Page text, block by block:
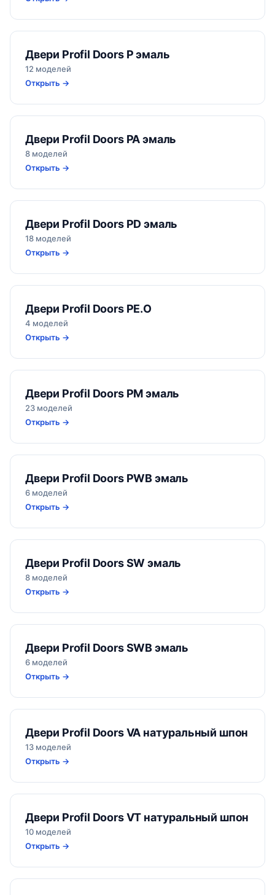
Двери Profil Doors P эмаль
12 моделей
Открыть →
Двери Profil Doors PA эмаль
8 моделей
Открыть →
Двери Profil Doors PD эмаль
18 моделей
Открыть →
Двери Profil Doors PE.O
4 моделей
Открыть →
Двери Profil Doors PM эмаль
23 моделей
Открыть →
Двери Profil Doors PWB эмаль
6 моделей
Открыть →
Двери Profil Doors SW эмаль
8 моделей
Открыть →
Двери Profil Doors SWB эмаль
6 моделей
Открыть →
Двери Profil Doors VA натуральный шпон
13 моделей
Открыть →
Двери Profil Doors VT натуральный шпон
10 моделей
Открыть →